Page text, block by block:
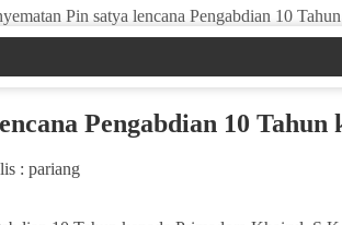
Pin satya lencana Pengabdian 10
Pengabdian 10
: pariang